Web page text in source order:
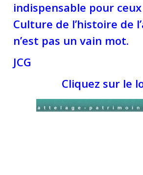
indispensable pour
Culture de l’histoire de
n’est pas un vain mot.
JCG
Cliquez sur le